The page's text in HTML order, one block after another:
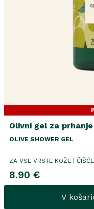
Olivni gel za
OLIVE SHOWER GEL
ZA VSE VRSTE KOŽE |
8.90 €
V